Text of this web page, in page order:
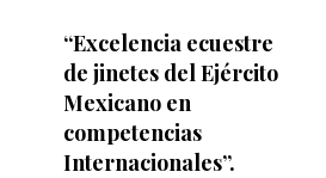
“Excelencia ecuestre
de jinetes del Ejército
Mexicano en
competencias
Internacionales”.